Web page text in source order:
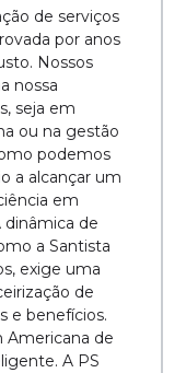
de serviços
por anos
Nossos
nossa
seja em
ou na gestão
podemos
a alcançar um
em
dinâmica de
a Santista
exige uma
de
e benefícios.
Americana de
A PS